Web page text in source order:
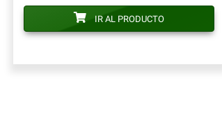
IR AL PRODUCTO